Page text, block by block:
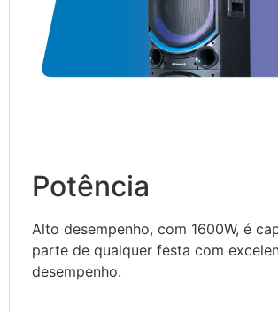
Potência
Alto desempenho, com 1600W, é
parte de qualquer festa com
desempenho.